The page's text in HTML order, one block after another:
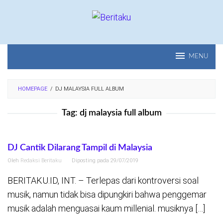
MENU
HOMEPAGE / DJ MALAYSIA FULL ALBUM
Tag: dj malaysia full album
DJ Cantik Dilarang Tampil di Malaysia
Oleh Redaksi Beritaku Diposting pada 29/07/2019
BERITAKU.ID, INT. – Terlepas dari kontroversi soal
musik, namun tidak bisa dipungkiri bahwa penggemar
musik adalah menguasai kaum millenial. musiknya […]